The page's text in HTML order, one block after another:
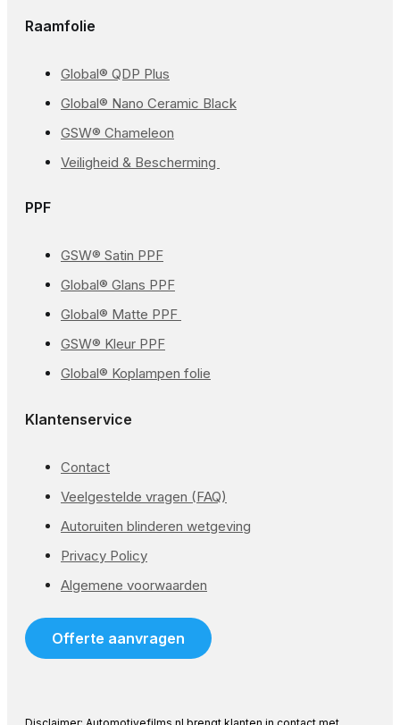
Raamfolie
Global® QDP Plus
Global® Nano Ceramic Black
GSW® Chameleon
Veiligheid & Bescherming
PPF
GSW® Satin PPF
Global® Glans PPF
Global® Matte PPF
GSW® Kleur PPF
Global® Koplampen folie
Klantenservice
Contact
Veelgestelde vragen (FAQ)
Autoruiten blinderen wetgeving
Privacy Policy
Algemene voorwaarden
Offerte aanvragen